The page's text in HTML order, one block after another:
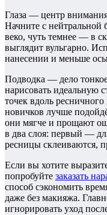
Глаза — центр
Начните с нейтральной
веко, чуть темнее — в
выглядит вульгарно.
нанесении и меньше
Подводка — дело
нарисовать идеальную
точек вдоль
новичков лучше
они мягче и прощают
в два слоя: первый —
ресницы склеиваются,
Если вы хотите
попробуйте заказать
способ сэкономить
даже без макияжа.
игнорировать уход